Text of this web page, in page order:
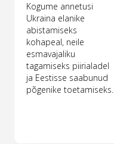
Kogume annetusi
Ukraina elanike
abistamiseks
kohapeal, neile
esmavajaliku
tagamiseks piirialadel
ja Eestisse saabunud
põgenike toetamiseks.